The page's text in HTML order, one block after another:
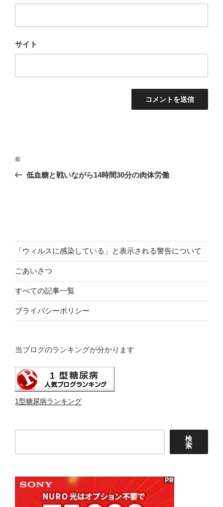
サイト
投
ナ
ョ
ン
前
の
前
低血糖と戦いながら14時間30分の肉体労働
「ウィルスに感染している」と表示される警告について
ごあいさつ
すべての記事一覧
プライバシーポリシー
当ブログのランキングが分かります
1型糖尿病ランキング
検
索